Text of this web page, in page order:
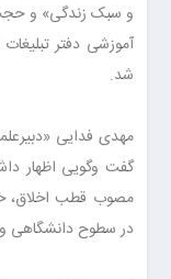
و سبک زندگی» و
آموزشی دفتر
شد.
مهدی فدایی
گفت وگویی اظهار
مصوب قطب اخلاق،
در سطوح دانشگاهی